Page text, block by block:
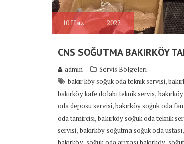
10Haz 2022
CNS SOĞUTMA BAKIRKÖY
admin
Servis Bölgeleri
bakır köy soğuk oda teknik servisi,
bakırköy kafe dolabı teknik servis,
oda deposu servisi,bakırköy soğuk oda
oda tamircisi,bakırköy soğuk oda teknik
servisi,bakırköy soğutma soğuk oda ustası,